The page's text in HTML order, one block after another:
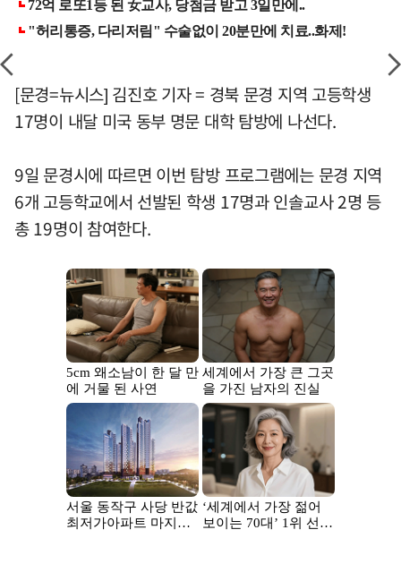
[문경=뉴시스] 김진호 기자 = 경북 문경 지역 고등학생
17명이 내달 미국 동부 명문 대학 탐방에 나선다.
9일 문경시에 따르면 이번 탐방 프로그램에는 문경 지역
6개 고등학교에서 선발된 학생 17명과 인솔교사 2명 등
총 19명이 참여한다.